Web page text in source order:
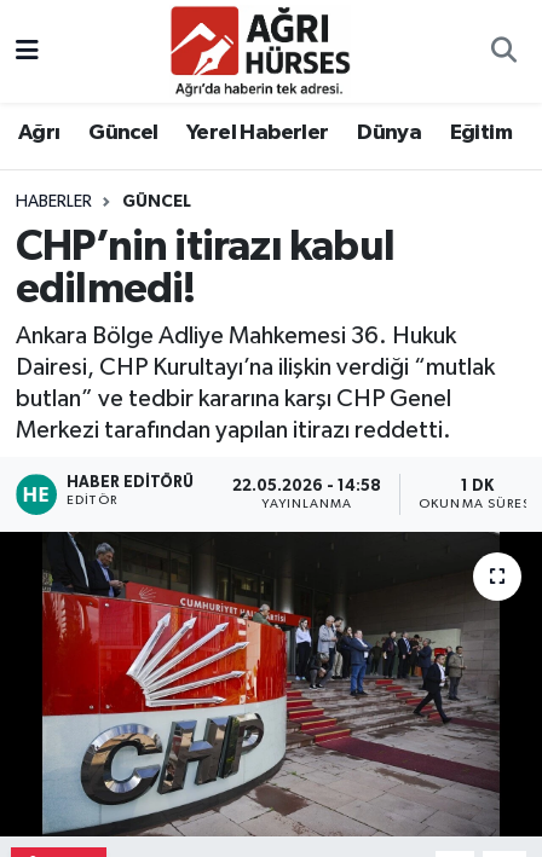
Ağrı Güncel Yerel Haberler Dünya Eğitim
HABERLER GÜNCEL
CHP’nin itirazı kabul
edilmedi!
Ankara Bölge Adliye Mahkemesi 36. Hukuk
Dairesi, CHP Kurultayı’na ilişkin verdiği “mutlak
butlan” ve tedbir kararına karşı CHP Genel
Merkezi tarafından yapılan itirazı reddetti.
HABER EDITÖRÜ
EDITÖR
22.05.2026 - 14:58
YAYINLANMA
1 DK
OKUNMA SÜRESI
Hava Durumu
Tüm Manşetler
Son Dakika Haberleri
Haber Arşivi